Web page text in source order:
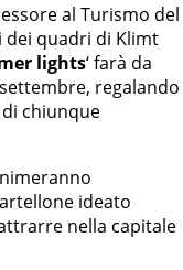
al Turismo del
quadri di Klimt
lights‘ farà da
regalando
chiunque
ideato
nella capitale